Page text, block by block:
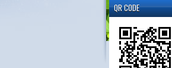
QR CODE